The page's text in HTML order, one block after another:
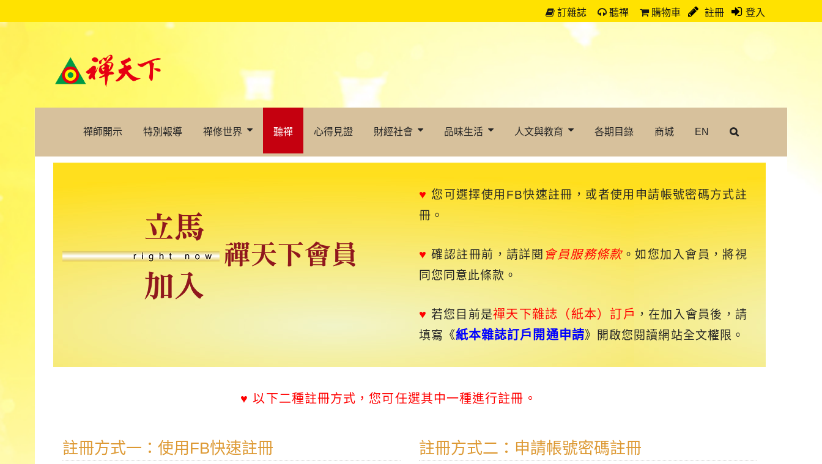
訂雜誌 聽禪 購物車 註冊 登入
禪師開示 特別報導 禪修世界 聽禪 心得見證 財經社會 品味生活 人文與教育 各期目錄 商城 EN
♥ 您可選擇使用FB快速註冊，或者使用申請帳號密碼方式註
冊。
♥確認註冊前，請詳閱 會員服務條款。如您加入會員，將視
同您同意此條款。
♥ 若您目前是禪天下雜誌（紙本）訂戶 ，在加入會員後，請
填寫《紙本雜誌訂戶開通申請》開啟您閱讀網站全文權限。
♥ 以下二種註冊方式，您可任選其中一種進行註冊。
註冊方式一：使用FB快速註冊 註冊方式二：申請帳號密碼註冊